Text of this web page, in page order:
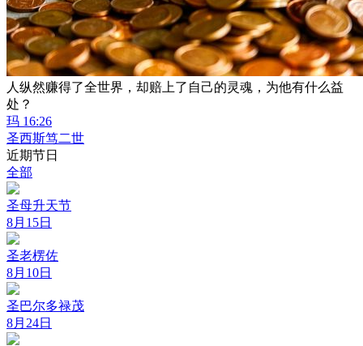
人纵然赚得了全世界，却赔上了自己的灵魂，为他有什么益
处？
玛 16:26
圣西斯笃二世
近期节日
全部
圣母升天节
8月15日
圣老楞佐
8月10日
圣巴尔多禄茂
8月24日